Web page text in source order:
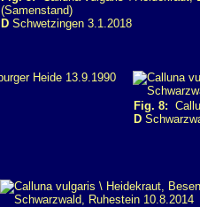
(Samenstand)
D Schwetzingen 3.1.2018
Fig. 8:
D